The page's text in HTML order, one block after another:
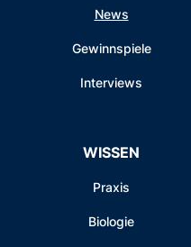
News
Gewinnspiele
Interviews
WISSEN
Praxis
Biologie